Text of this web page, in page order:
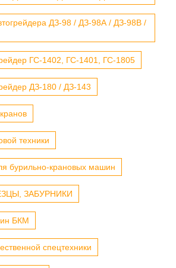
ДЗ-98 / ДЗ-98А / ДЗ-98В /
ГС-1402, ГС-1401, ГС-1805
ДЗ-180 / ДЗ-143
техники
бурильно-крановых машин
ЗАБУРНИКИ
БКМ
спецтехники